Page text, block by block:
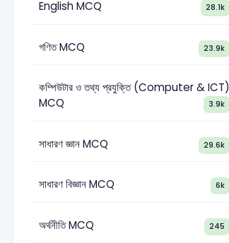
English MCQ 28.1k
গণিত MCQ 23.9k
কম্পিউটার ও তথ্য প্রযুক্তি (Computer & ICT)
MCQ
3.9k
সাধারণ জ্ঞান MCQ 29.6k
সাধারণ বিজ্ঞান MCQ 6k
অর্থনীতি MCQ 245